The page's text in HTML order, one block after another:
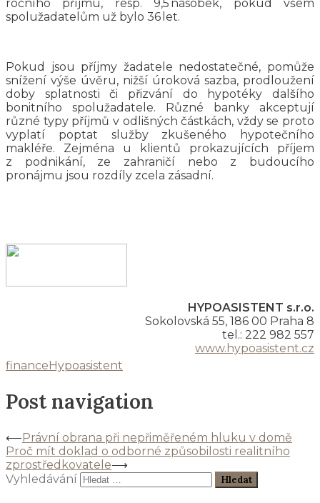
ročního příjmu, resp. 9,5 násobek, pokud všem
spolužadatelům už bylo 36 let.
Pokud jsou příjmy žadatele nedostatečné, pomůže
snížení výše úvěru, nižší úroková sazba, prodloužení
doby splatnosti či přizvání do hypotéky dalšího
bonitního spolužadatele. Různé banky akceptují
různé typy příjmů v odlišných částkách, vždy se proto
vyplatí poptat služby zkušeného hypotečního
makléře. Zejména u klientů prokazujících příjem
z podnikání, ze zahraničí nebo z budoucího
pronájmu jsou rozdíly zcela zásadní.
HYPOASISTENT s.r.o.
Sokolovská 55, 186 00 Praha 8
tel.: 222 982 557
www.hypoasistent.cz
financeHypoasistent
Post navigation
⟵ Právní obrana při nepřiměřeném hluku v domě
Proč mít doklad o odborné způsobilosti realitního
zprostředkovatele⟶
Vyhledávání